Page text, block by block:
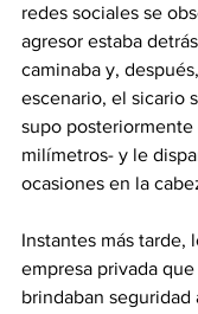
redes sociales se
agresor estaba
caminaba y,
escenario, el sicario
supo
milímetros- y le
ocasiones en la
Instantes más tarde,
empresa privada
brindaban seguridad